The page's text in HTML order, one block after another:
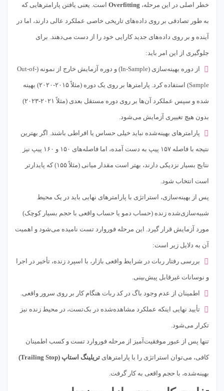
خطر اصلی در این مرحله، Overfitting است. یعنی یافتن پارامترهایی که
به طور تصادفی بر روی داده‌های تاریخی خاصی عملکرد عالی دارند، اما در
آینده و بر روی داده‌های جدید کارایی خود را از دست می‌دهند. برای
جلوگیری از این امر باید:
از دوره بهینه‌سازی (In-Sample) و دوره آزمایش خارج از نمونه (Out-of-
Sample) استفاده کرد. پارامترها بر روی یک دوره (مثلاً ۲۰۱۵-۲۰۲۰) بهینه
شده و سپس عملکرد آن‌ها بر روی دوره مستقل بعدی (مثلاً ۲۰۲۱-۲۰۲۳)
بدون هیچ تغییری آزمایش می‌شود.
پارامترهای بهینه‌شده نباید خیلی حساس یا افراطی باشند. اگر بهترین
نتیجه با فاصله ۱۵۷ پیپ به دست آمده، اما فاصله‌های ۱۵۰ و ۱۶۰ پیپ نیز
نتایج بسیار نزدیکی دارند، بهتر است مقدار میانی (مثلاً ۱۵۵) که پایدارتر
است انتخاب شود.
پس از بهینه‌سازی، استراتژی با پارامترهای نهایی باید در یک محیط
شبیه‌سازی‌شده زنده (حساب دمو یا حساب واقعی با حجم بسیار کوچک)
مورد آزمایش قرار گیرد. این مرحله فوروارد تست نامیده می‌شود و اهمیت
آن به دلایل زیر است:
بررسی رفتار ربات در شرایط واقعی بازار، با اسپرد زنده، تأخیر در اجرا
و نوسانات غیرقابل پیش‌بینی.
اطمینان از عدم وجود باگ در کد ربات هنگام کار بر روی سرور واقعی.
تأیید نهایی اینکه عملکرد مشاهده‌شده در بک‌تست، در محیط زنده نیز
تکرار می‌شود.
تنها پس از عبور موفقیت‌آمیز از مرحله فوروارد تست و کسب اطمینان
کافی، می‌توان استراتژی را با پارامترهای تریلینگ استاپ (Trailing Stop)
بهینه‌شده، با حجم واقعی به کار گرفت.